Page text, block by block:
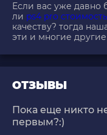
Если вас уже давно
ли ps4 pro стоимость
качеству? тогда
эти и многие
ОТЗЫВЫ
Пока еще никто
первым?:)